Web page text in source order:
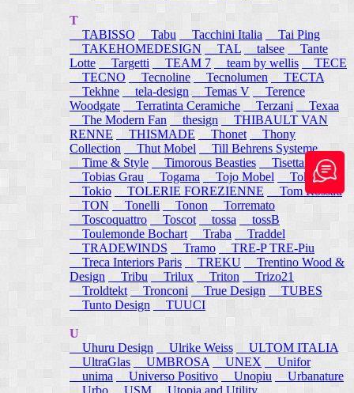
T
TABISSO
Tabu Tacchini Italia
Tai Ping
TAKEHOMEDESIGN
TAL talsee
Tante
Lotte
Targetti TEAM 7 team by wellis
TECE
TECNO
Tecnoline Tecnolumen
TECTA
Tekhne
tela-design Temas V
Terence
Woodgate
Terratinta Ceramiche Terzani
Texaa
The Modern Fan
thesign
THIBAULT VAN
RENNE
THISMADE Thonet
Thony
Collection
Thut Mobel
Till Behrens Systeme
Time & Style
Timorous Beasties
Tisettanta
Tobias Grau
Togama Tojo Mobel
Token
Tokio
TOLERIE FOREZIENNE
Tom Rossau
TON
Tonelli Tonon
Torremato
Toscoquattro
Toscot tossa
tossB
Toulemonde Bochart
Traba
Traddel
TRADEWINDS
Tramo
TRE-P TRE-Piu
Treca Interiors Paris
TREKU
Trentino Wood &
Design
Tribu Trilux Triton
Trizo21
Troldtekt Tronconi True Design
TUBES
Tunto Design
TUUCI
U
Uhuru Design
Ulrike Weiss
ULTOM ITALIA
UltraGlas
UMBROSA UNEX
Unifor
unima
Universo Positivo Unopiu
Urbanature